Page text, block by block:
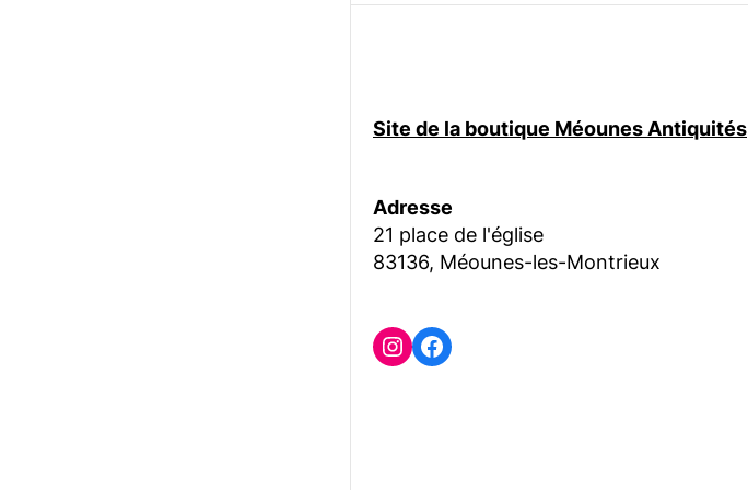
Site de la boutique Méounes Antiquités
Adresse
21 place de l'église
83136, Méounes-les-Montrieux
Instagram
Facebook